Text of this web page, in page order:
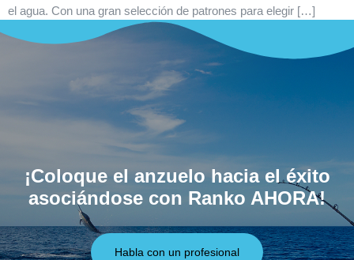
el agua. Con una gran selección de patrones para elegir […]
¡Coloque el anzuelo hacia el éxito
asociándose con Ranko AHORA!
Habla con un profesional